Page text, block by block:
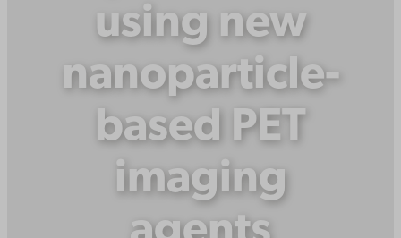
using new
nanoparticle-
based PET
imaging